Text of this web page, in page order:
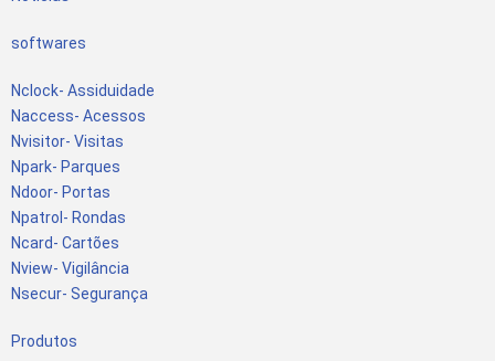
softwares
Nclock- Assiduidade
Naccess- Acessos
Nvisitor- Visitas
Npark- Parques
Ndoor- Portas
Npatrol- Rondas
Ncard- Cartões
Nview- Vigilância
Nsecur- Segurança
Produtos